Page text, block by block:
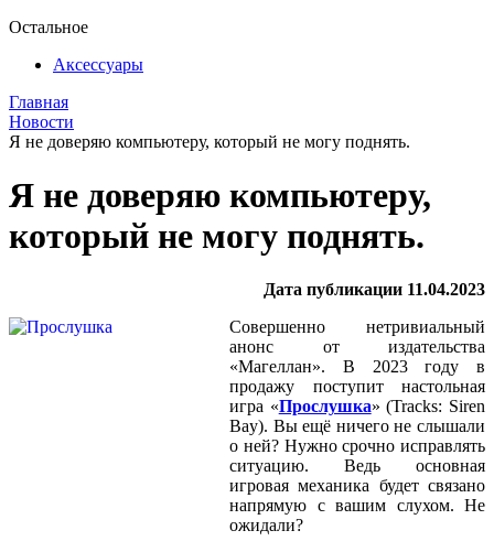
Остальное
Аксессуары
Главная
Новости
Я не доверяю компьютеру, который не могу поднять.
Я не доверяю компьютеру,
который не могу поднять.
Дата публикации 11.04.2023
Совершенно нетривиальный
анонс от издательства
«Магеллан». В 2023 году в
продажу поступит настольная
игра «Прослушка» (Tracks: Siren
Bay). Вы ещё ничего не слышали
о ней? Нужно срочно исправлять
ситуацию. Ведь основная
игровая механика будет связано
напрямую с вашим слухом. Не
ожидали?